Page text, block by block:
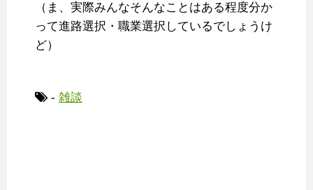
（ま、実際みんなそんなことはある程度分か
って進路選択・職業選択しているでしょうけ
ど）
- 雑談